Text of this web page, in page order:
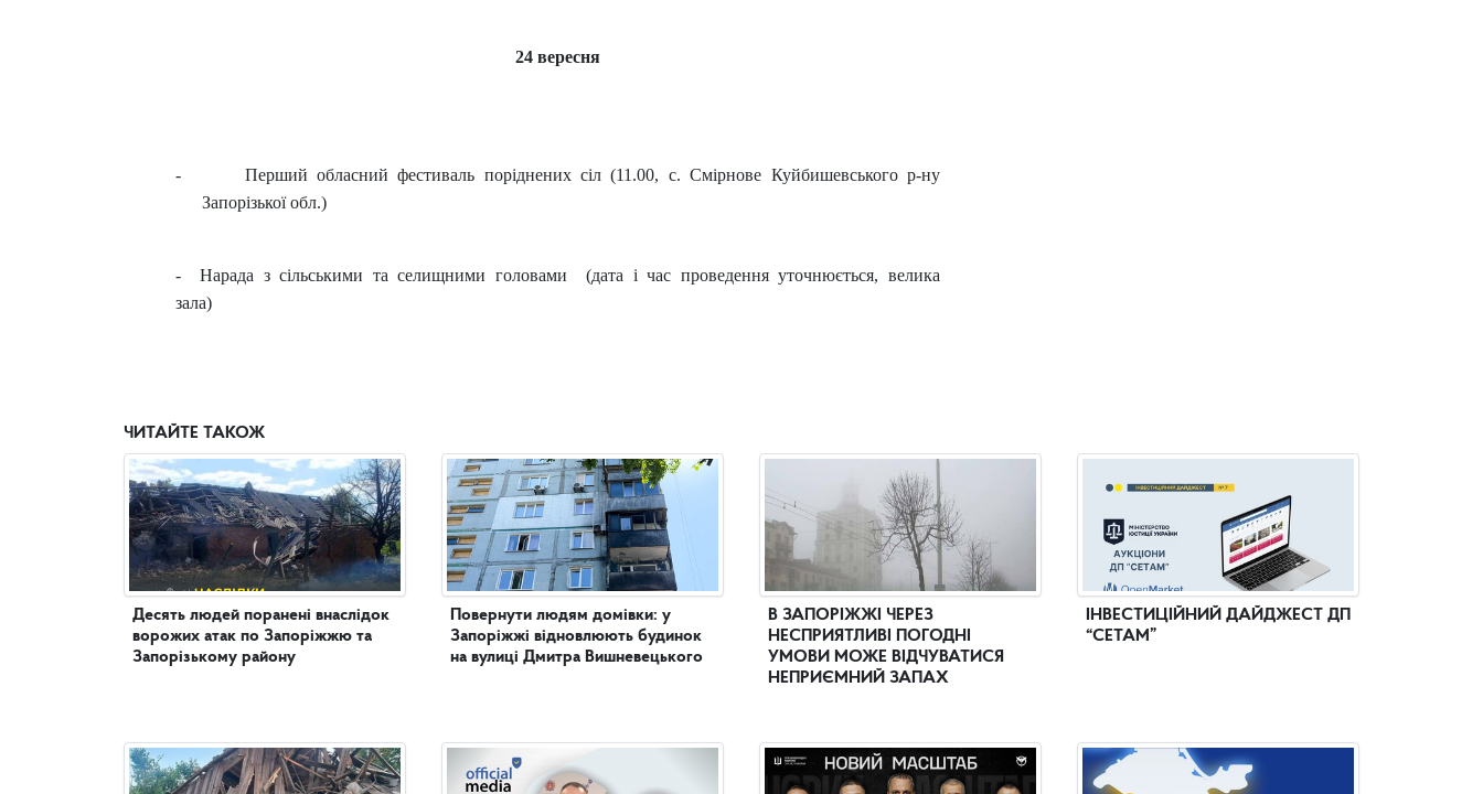
24 вересня
-
Перший обласний фестиваль поріднених сіл (11.00, с. Смірнове Куйбишевського р-ну
Запорізької обл.)
- Нарада з сільськими та селищними головами
(дата і час проведення уточнюється, велика
зала)
ЧИТАЙТЕ ТАКОЖ
Десять людей поранені внаслідок
ворожих атак по Запоріжжю та
Запорізькому району
Повернути людям домівки: у
Запоріжжі відновлюють будинок
на вулиці Дмитра Вишневецького
В ЗАПОРІЖЖІ ЧЕРЕЗ
НЕСПРИЯТЛИВІ ПОГОДНІ
УМОВИ МОЖЕ ВІДЧУВАТИСЯ
НЕПРИЄМНИЙ ЗАПАХ
ІНВЕСТИЦІЙНИЙ ДАЙДЖЕСТ ДП
“СЕТАМ”